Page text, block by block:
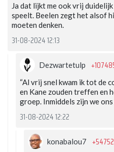
Ja dat lijkt me ook vrij
speelt. Beelen zegt het alsof
moeten denken.
31-08-2024 12:13
Dezwartetulp
“Al vrij snel kwam ik tot de
en Kane zouden treffen en
groep. Inmiddels zijn we
31-08-2024 12:22
konabalou7 +54752